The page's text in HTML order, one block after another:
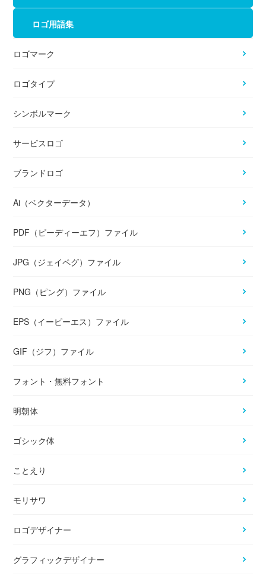
ロゴ用語集
ロゴマーク
ロゴタイプ
シンボルマーク
サービスロゴ
ブランドロゴ
Ai（ベクターデータ）
PDF（ピーディーエフ）ファイル
JPG（ジェイペグ）ファイル
PNG（ピング）ファイル
EPS（イーピーエス）ファイル
GIF（ジフ）ファイル
フォント・無料フォント
明朝体
ゴシック体
ことえり
モリサワ
ロゴデザイナー
グラフィックデザイナー